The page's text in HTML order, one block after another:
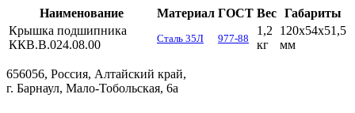
Наименование Материал ГОСТ Вес Габариты
Крышка подшипника
ККВ.В.024.08.00
Сталь 35Л 977-88
1,2
кг
120х54х51,5
мм
656056, Россия, Алтайский край,
г. Барнаул, Мало-Тобольская, 6а